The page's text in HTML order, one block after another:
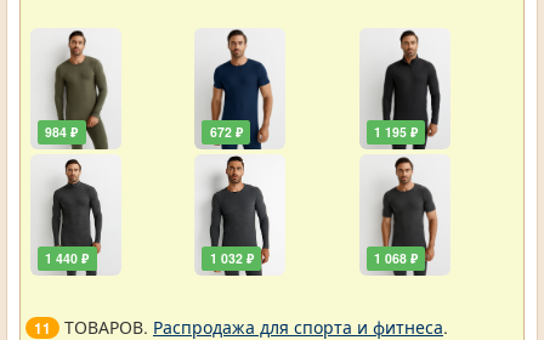
984 ₽
1 440 ₽
672 ₽
1 032 ₽
1 195 ₽
1 068 ₽
11 ТОВАРОВ. Распродажа для спорта и фитнеса.